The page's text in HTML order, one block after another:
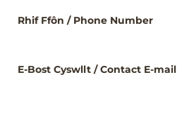
Rhif Ffôn /​ Phone Number
E-Bost Cyswllt /​ Contact E-mail